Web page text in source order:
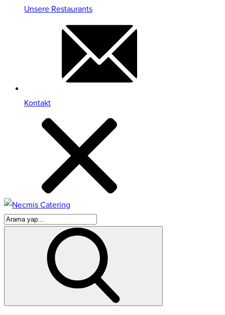
Unsere Restaurants
Kontakt